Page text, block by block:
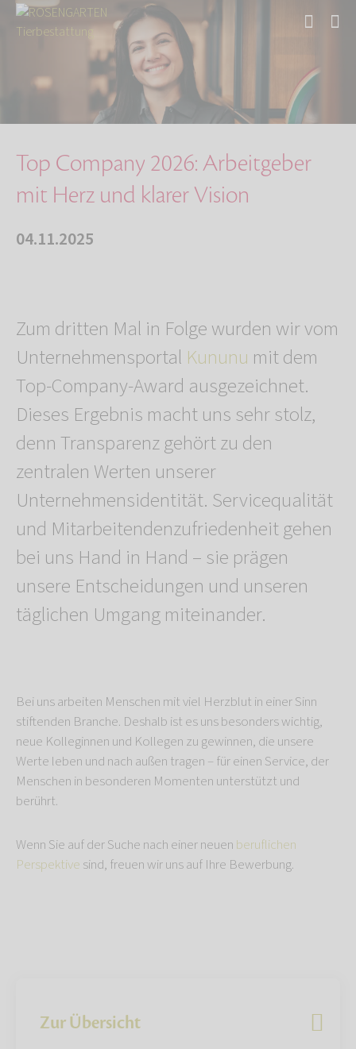
Über uns
Aktuelles
Auszeichnung für Top Arbeitgeber 2026
Top Company 2026: Arbeitgeber
mit Herz und klarer Vision
04.11.2025
Zum dritten Mal in Folge wurden wir vom
Unternehmensportal Kununu mit dem
Top-Company-Award ausgezeichnet.
Dieses Ergebnis macht uns sehr stolz,
denn Transparenz gehört zu den
zentralen Werten unserer
Unternehmensidentität. Servicequalität
und Mitarbeitendenzufriedenheit gehen
bei uns Hand in Hand – sie prägen
unsere Entscheidungen und unseren
täglichen Umgang miteinander.
Bei uns arbeiten Menschen mit viel Herzblut in einer Sinn
stiftenden Branche. Deshalb ist es uns besonders wichtig,
neue Kolleginnen und Kollegen zu gewinnen, die unsere
Werte leben und nach außen tragen – für einen Service, der
Menschen in besonderen Momenten unterstützt und
berührt.
Wenn Sie auf der Suche nach einer neuen beruflichen
Perspektive sind, freuen wir uns auf Ihre Bewerbung.
Zur Übersicht